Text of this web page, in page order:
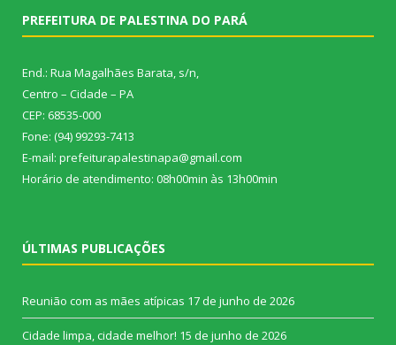
PREFEITURA DE PALESTINA DO PARÁ
End.: Rua Magalhães Barata, s/n,
Centro – Cidade – PA
CEP: 68535-000
Fone: (94) 99293-7413
E-mail: prefeiturapalestinapa@gmail.com
Horário de atendimento: 08h00min às 13h00min
ÚLTIMAS PUBLICAÇÕES
Reunião com as mães atípicas 17 de junho de 2026
Cidade limpa, cidade melhor! 15 de junho de 2026